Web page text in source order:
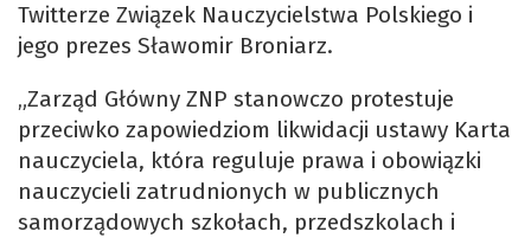
Twitterze Związek Nauczycielstwa Polskiego i
jego prezes Sławomir Broniarz.
„Zarząd Główny ZNP stanowczo protestuje
przeciwko zapowiedziom likwidacji ustawy Karta
nauczyciela, która reguluje prawa i obowiązki
nauczycieli zatrudnionych w publicznych
samorządowych szkołach, przedszkolach i